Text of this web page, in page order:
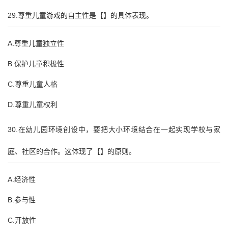
29.尊重儿童游戏的自主性是【】的具体表现。
A.尊重儿童独立性
B.保护儿童积极性
C.尊重儿童人格
D.尊重儿童权利
30.在幼儿园环境创设中，要把大小环境结合在一起实现学校与家
庭、社区的合作。这体现了【】的原则。
A.经济性
B.参与性
C.开放性